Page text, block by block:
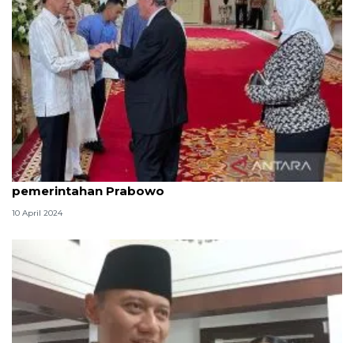
Dubes Zuhair yakin RI terus dukung Palestina saat
pemerintahan Prabowo
10 April 2024